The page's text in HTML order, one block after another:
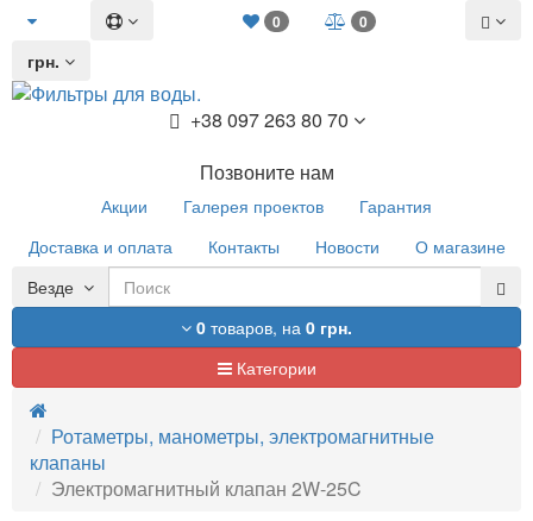
грн.
0 0
+38 097 263 80 70
Позвоните нам
Акции Галерея проектов
Гарантия
Доставка и оплата
Контакты Новости
О магазине
Везде
0 товаров, на 0 грн.
Категории
Ротаметры, манометры, электромагнитные
клапаны
Электромагнитный клапан 2W-25C